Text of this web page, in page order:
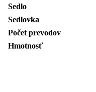
Sedlo
Sedlovka
Počet prevodov
Hmotnosť